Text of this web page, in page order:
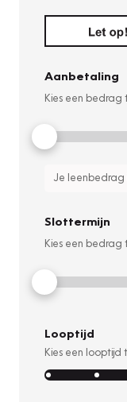
Aanbetaling
Kies een bedrag
Je leenbedrag
Slottermijn
Kies een bedrag
Looptijd
Kies een looptijd